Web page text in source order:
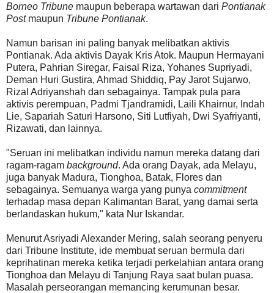
Borneo Tribune maupun beberapa wartawan dari Pontianak
Postmaupun Tribune Pontianak.
Namun barisan ini paling banyak melibatkan aktivis
Pontianak. Ada aktivis Dayak Kris Atok. Maupun Hermayani
Putera, Pahrian Siregar, Faisal Riza, Yohanes Supriyadi,
Deman Huri Gustira, Ahmad Shiddiq, Pay Jarot Sujarwo,
Rizal Adriyanshah dan sebagainya. Tampak pula para
aktivis perempuan, Padmi Tjandramidi, Laili Khairnur, Indah
Lie, Sapariah Saturi Harsono, Siti Lutfiyah, Dwi Syafriyanti,
Rizawati, dan lainnya.
"Seruan ini melibatkan individu namun mereka datang dari
ragam-ragam background. Ada orang Dayak, ada Melayu,
juga banyak Madura, Tionghoa, Batak, Flores dan
sebagainya. Semuanya warga yang punya commitment
terhadap masa depan Kalimantan Barat, yang damai serta
berlandaskan hukum," kata Nur Iskandar.
Menurut Asriyadi Alexander Mering, salah seorang penyeru
dari Tribune Institute, ide membuat seruan bermula dari
keprihatinan mereka ketika terjadi perkelahian antara orang
Tionghoa dan Melayu di Tanjung Raya saat bulan puasa.
Masalah perseorangan memancing kerumunan besar.